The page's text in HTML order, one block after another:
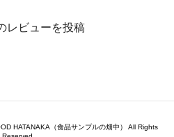
レビューを投稿
HATANAKA（食品サンプルの畑中） All Rights